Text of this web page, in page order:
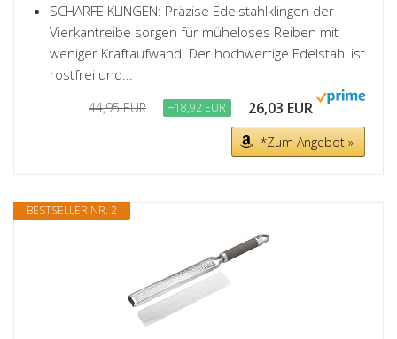
SCHARFE KLINGEN: Präzise Edelstahlklingen der
Vierkantreibe sorgen für müheloses Reiben mit
weniger Kraftaufwand. Der hochwertige Edelstahl ist
rostfrei und...
44,95 EUR −18,92 EUR 26,03 EUR
*Zum Angebot »
BESTSELLER NR. 2